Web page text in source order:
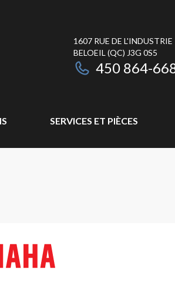
1607 RUE DE L'INDUSTRIE
BELOEIL (QC) J3G 0S5
450 864-
SERVICES ET PIÈCES